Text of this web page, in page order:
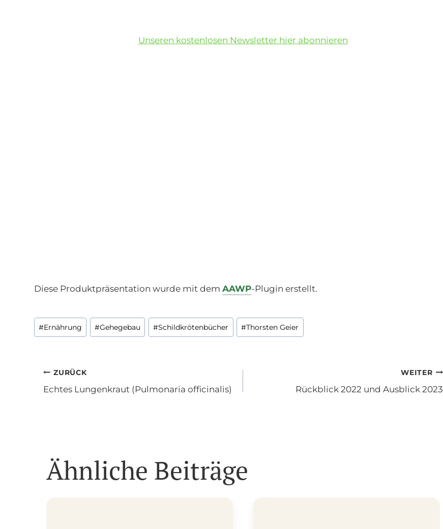
Unseren kostenlosen Newsletter hier abonnieren
Diese Produktpräsentation wurde mit dem AAWP-Plugin erstellt.
Schlagworte:
#Ernährung #Gehegebau #Schildkrötenbücher #Thorsten Geier
Beitragsnavigation
ZURÜCK
Echtes Lungenkraut (Pulmonaria officinalis)
WEITER
Rückblick 2022 und Ausblick 2023
Ähnliche Beiträge